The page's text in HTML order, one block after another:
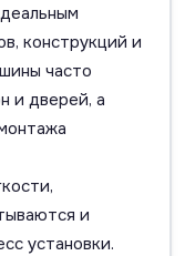
конструкций и
часто
и дверей, а
и
установки.